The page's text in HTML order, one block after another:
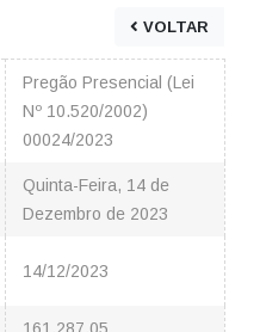
VOLTAR
Pregão Presencial (Lei
Nº 10.520/2002)
00024/2023
Quinta-Feira, 14 de
Dezembro de 2023
14/12/2023